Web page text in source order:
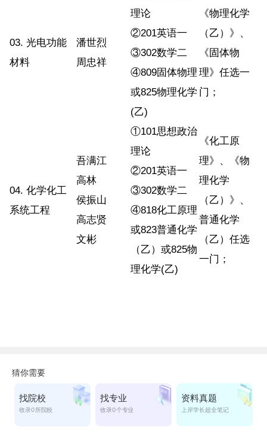
03. 光电功能
材料
潘世烈
周忠祥
理论
②201英语一
③302数学二
④809固体物理
或825物理化学
(乙)
《物理化学
（乙）》、
《固体物
理》任选一
门；
04. 化学化工
系统工程
吾满江
高林
侯振山
高志贤
文彬
①101思想政治
理论
②201英语一
③302数学二
④818化工原理
或823普通化学
（乙）或825物
理化学(乙)
《化工原
理》、《物
理化学
（乙）》、
普通化学
（乙）任选
一门；